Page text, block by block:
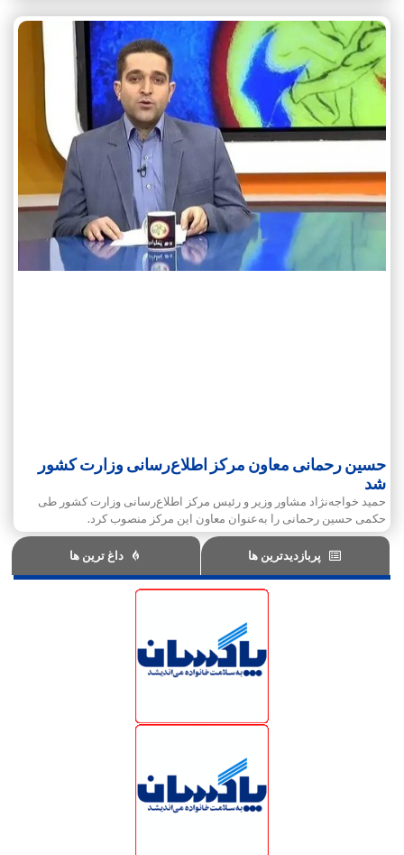
حسین رحمانی معاون مرکز اطلاع‌رسانی وزارت کشور
شد
حمید خواجه‌نژاد مشاور وزیر و رئیس مرکز اطلاع‌رسانی وزارت کشور طی
حکمی حسین رحمانی را به‌عنوان معاون این مرکز منصوب کرد.
پربازدیدترین ها داغ ترین ها